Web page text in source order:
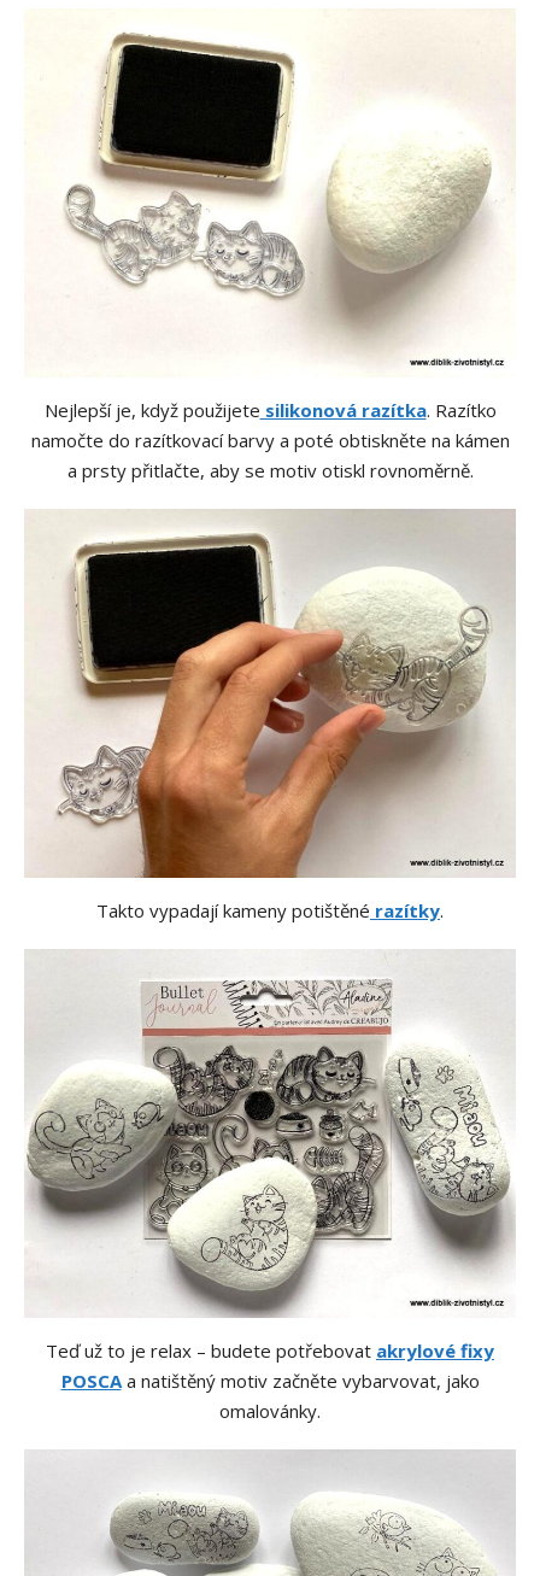
Nejlepší je, když použijete silikonová razítka. Razítko
namočte do razítkovací barvy a poté obtiskněte na kámen
a prsty přitlačte, aby se motiv otiskl rovnoměrně.
Takto vypadají kameny potištěné razítky.
Teď už to je relax – budete potřebovat akrylové fixy
POSCAa natištěný motiv začněte vybarvovat, jako
omalovánky.